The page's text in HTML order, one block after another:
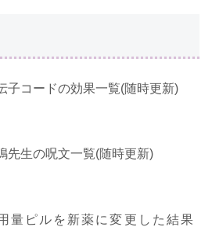
子コードの効果一覧(随時更新)
先生の呪文一覧(随時更新)
量ピルを新薬に変更した結果